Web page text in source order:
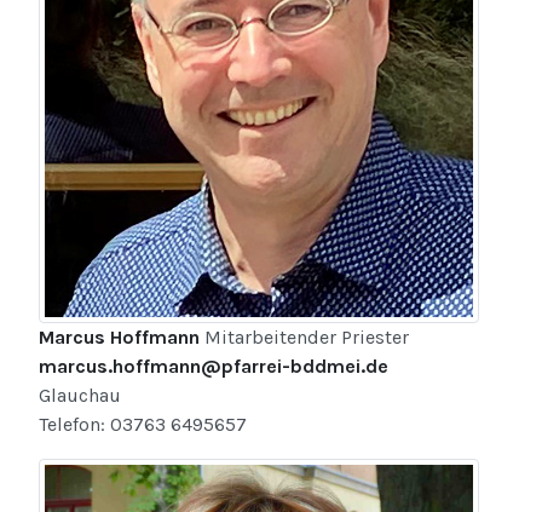
Marcus Hoffmann Mitarbeitender Priester
marcus.hoffmann@pfarrei-bddmei.de
Glauchau
Telefon: 03763 6495657